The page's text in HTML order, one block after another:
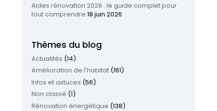
Aides rénovation 2026 : le guide complet pour
tout comprendre 18 juin 2026
Thèmes du blog
Actualités (14)
Amélioration de l'habitat(161)
Infos et astuces (56)
Non classé (1)
Rénovation énergétique (138)